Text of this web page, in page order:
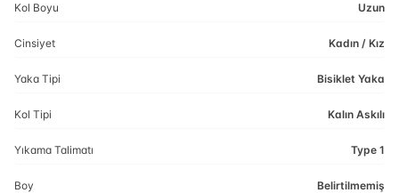
Kol Boyu Uzun
Cinsiyet Kadın / Kız
Yaka Tipi Bisiklet Yaka
Kol Tipi Kalın Askılı
Yıkama Talimatı Type 1
Boy Belirtilmemiş